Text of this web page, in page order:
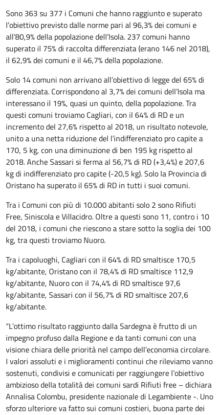
Sono 363 su 377 i Comuni che hanno raggiunto e superato
l’obiettivo previsto dalle norme pari al 96,3% dei comuni e
all’80,9% della popolazione dell’Isola. 237 comuni hanno
superato il 75% di raccolta differenziata (erano 146 nel 2018),
il 62,9% dei comuni e il 46,7% della popolazione.
Solo 14 comuni non arrivano all’obiettivo di legge del 65% di
differenziata. Corrispondono al 3,7% dei comuni dell’Isola ma
interessano il 19%, quasi un quinto, della popolazione. Tra
questi comuni troviamo Cagliari, con il 64% di RD e un
incremento del 27,6% rispetto al 2018, un risultato notevole,
unito a una netta riduzione del l’indifferenziato pro capite a
170, 5 kg, con una diminuzione di ben 195 kg rispetto al
2018. Anche Sassari si ferma al 56,7% di RD (+3,4%) e 207,6
kg di indifferenziato pro capite (-20,5 kg). Solo la Provincia di
Oristano ha superato il 65% di RD in tutti i suoi comuni.
Tra i Comuni con più di 10.000 abitanti solo 2 sono Rifiuti
Free, Siniscola e Villacidro. Oltre a questi sono 11, contro i 10
del 2018, i comuni che riescono a stare sotto la soglia dei 100
kg, tra questi troviamo Nuoro.
Tra i capoluoghi, Cagliari con il 64% di RD smaltisce 170,5
kg/abitante, Oristano con il 78,4% di RD smaltisce 112,9
kg/abitante, Nuoro con il 74,4% di RD smaltisce 97,6
kg/abitante, Sassari con il 56,7% di RD smaltisce 207,6
kg/abitante.
“L’ottimo risultato raggiunto dalla Sardegna è frutto di un
impegno profuso dalla Regione e da tanti comuni con una
visione chiara delle priorità nel campo dell’economia circolare.
I valori assoluti e i miglioramenti continui che rileviamo vanno
sostenuti, condivisi e comunicati per raggiungere l’obiettivo
ambizioso della totalità dei comuni sardi Rifiuti free – dichiara
Annalisa Colombu, presidente nazionale di Legambiente -. Uno
sforzo ulteriore va fatto sui comuni costieri, buona parte dei